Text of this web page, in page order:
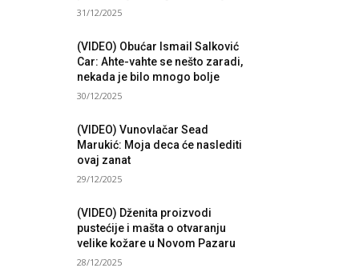
31/12/2025
(VIDEO) Obućar Ismail Salković
Car: Ahte-vahte se nešto zaradi,
nekada je bilo mnogo bolje
30/12/2025
(VIDEO) Vunovlačar Sead
Marukić: Moja deca će naslediti
ovaj zanat
29/12/2025
(VIDEO) Dženita proizvodi
pustećije i mašta o otvaranju
velike kožare u Novom Pazaru
28/12/2025